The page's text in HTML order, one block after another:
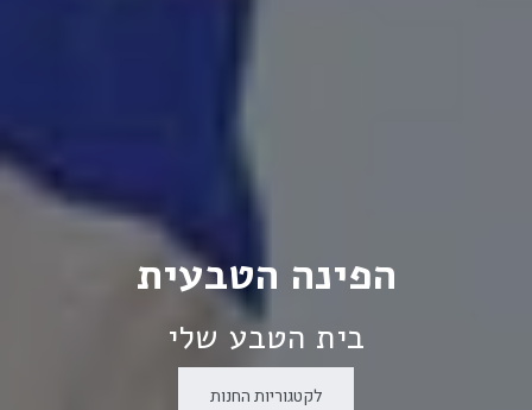
הפינה הטבעית
בית הטבע שלי
לקטגוריות החנות